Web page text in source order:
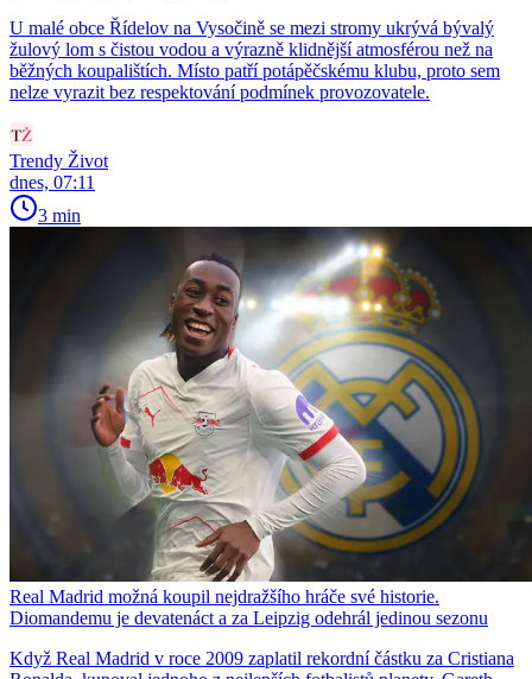
U malé obce Řídelov na Vysočině se mezi stromy ukrývá bývalý
žulový lom s čistou vodou a výrazně klidnější atmosférou než na
běžných koupalištích. Místo patří potápěčskému klubu, proto sem
nelze vyrazit bez respektování podmínek provozovatele.
Trendy Život
dnes, 07:11
3 min
Real Madrid možná koupil nejdražšího hráče své historie.
Diomandemu je devatenáct a za Leipzig odehrál jedinou sezonu
Když Real Madrid v roce 2009 zaplatil rekordní částku za Cristiana